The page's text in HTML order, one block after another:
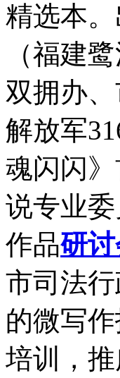
精选本
（福建
双拥办
解放军
魂闪闪
说专业
作品研
市司法
的微写
培训，推